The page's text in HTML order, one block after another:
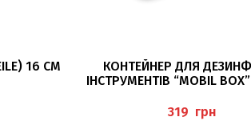
16 СМ
ДОДАТИ В КОШИК
КОНТЕЙНЕР ДЛЯ
ІНСТРУМЕНТІВ “MOBIL
грн